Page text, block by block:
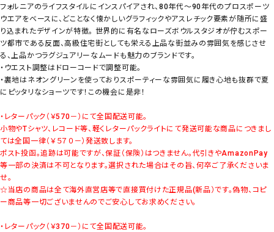
フォルニアのライフスタイルにインスパイアされ、80年代～90年代のプロスポーツ
ウエアをベースに、どことなく懐かしいグラフィックやアスレチック要素が随所に盛
り込まれたデザインが特徴。 世界的に有名なローズボウルスタジオが佇むスポー
ツ都市である反面、高級住宅街としても栄える上品な街並みの雰囲気を感じさせ
る、上品かつラグジュアリーなムードも魅力のブランドです。
・ウエスト調整はドローコードで調整可能。
・裏地はネオングリーンを使っておりスポーティーな雰囲気に履き心地も抜群で夏
にピッタリなショーツです！この機会に是非！
・レターパック（￥570－）にて全国配送可能。
小物やTシャツ、レコード等、軽くレターパックライトにて発送可能な商品につきまし
ては全国一律（￥５７０－）発送致します。
ポスト投函。追跡は可能ですが、保証（保険）はつきません。代引きやAmazonPay
等一部の決済は不可となります。選択された場合はその旨、何卒ご了承くださいま
せ。
☆当店の商品は全て海外直営店等で直接買付けた正規品(新品）です。偽物、コピ
ー商品等一切ございませんのでご安心してお求めください。
・レターパック（￥370－）にて全国配送可能。